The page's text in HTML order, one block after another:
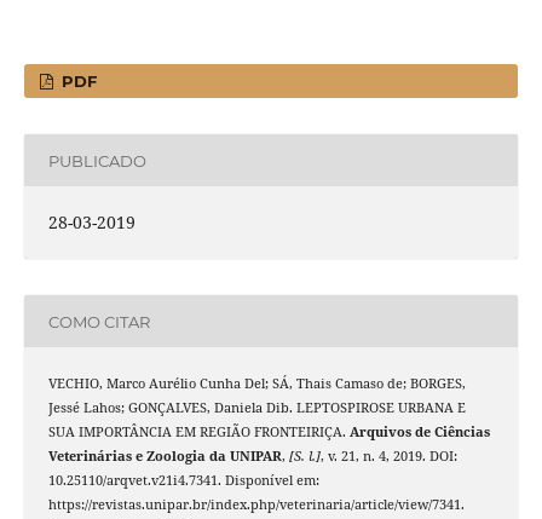
PDF
PUBLICADO
28-03-2019
COMO CITAR
VECHIO, Marco Aurélio Cunha Del; SÁ, Thais Camaso de; BORGES,
Jessé Lahos; GONÇALVES, Daniela Dib. LEPTOSPIROSE URBANA E
SUA IMPORTÂNCIA EM REGIÃO FRONTEIRIÇA. Arquivos de Ciências
Veterinárias e Zoologia da UNIPAR, [S. l.], v. 21, n. 4, 2019. DOI:
10.25110/arqvet.v21i4.7341. Disponível em:
https://revistas.unipar.br/index.php/veterinaria/article/view/7341.